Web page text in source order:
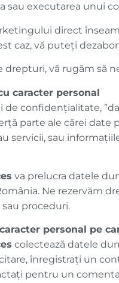
sau executarea unui
direct
caz, vă puteți
drepturi, vă rugăm să
caracter personal
confidențialitate,
parte ale cărei date
servicii, sau
va prelucra datele
Ne rezervăm
proceduri.
personal pe
colectează datele
înregistraţi un
pentru un